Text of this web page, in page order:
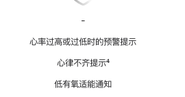
-
心
电
心率过高或过低时的预警提示
心律不齐提示
注
4
低有氧适能通知